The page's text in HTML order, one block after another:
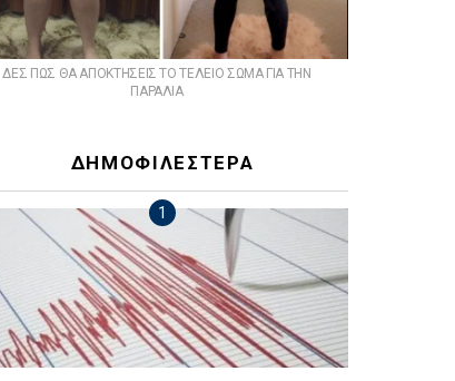
ΔΕΣ ΠΩΣ ΘΑ ΑΠΟΚΤΗΣΕΙΣ ΤΟ ΤΕΛΕΙΟ ΣΩΜΑ ΓΙΑ ΤΗΝ
ΠΑΡΑΛΙΑ
ΔΗΜΟΦΙΛΕΣΤΕΡΑ